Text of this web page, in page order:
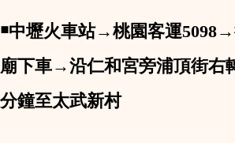
￭中壢火車站→桃園客運
廟下車→沿仁和宮旁浦頂街右
分鐘至太武新村